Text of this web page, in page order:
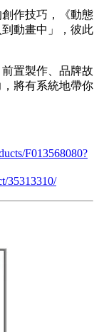
作技巧，《動態
動畫中」，彼此
置製作、品牌故
將有系統地帶你
F013568080?
35313310/